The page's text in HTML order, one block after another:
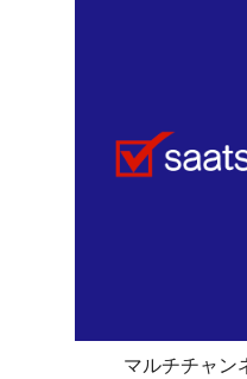
マルチチャン